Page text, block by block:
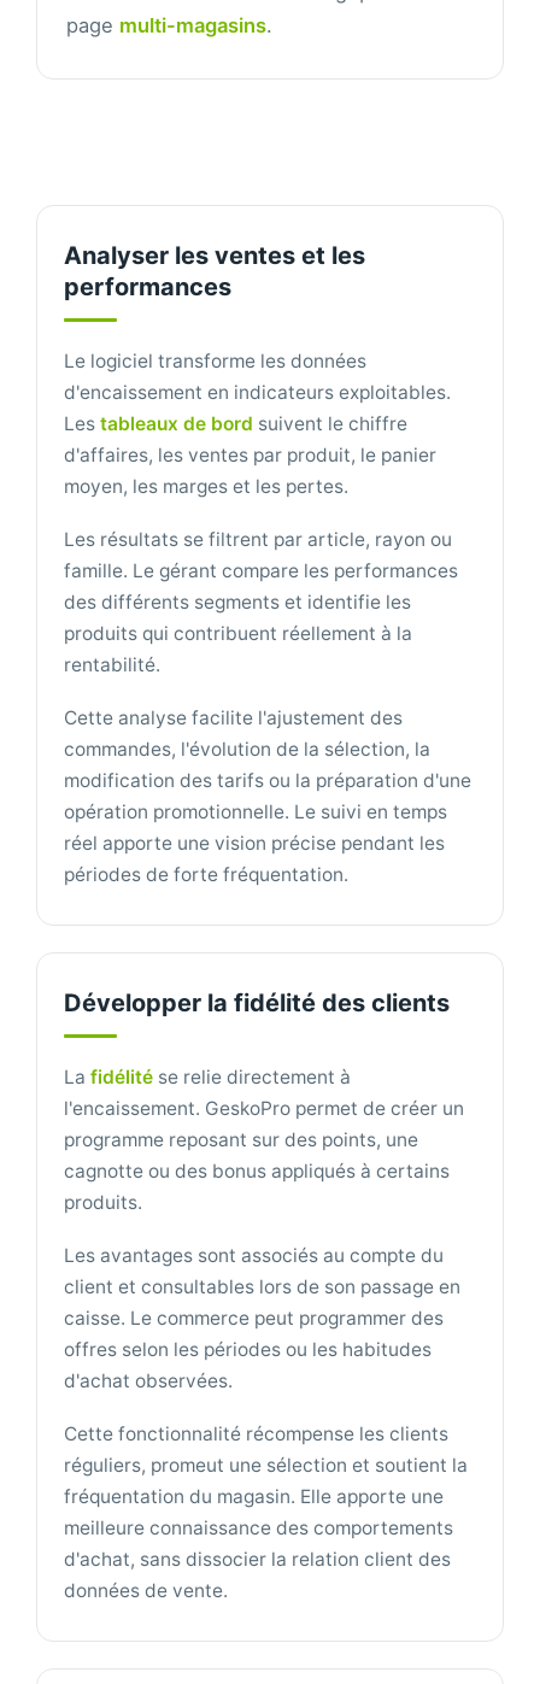
page multi-magasins.
Analyser les ventes et les
performances
Le logiciel transforme les données
d'encaissement en indicateurs exploitables.
Les tableaux de bord suivent le chiffre
d'affaires, les ventes par produit, le panier
moyen, les marges et les pertes.
Les résultats se filtrent par article, rayon ou
famille. Le gérant compare les performances
des différents segments et identifie les
produits qui contribuent réellement à la
rentabilité.
Cette analyse facilite l'ajustement des
commandes, l'évolution de la sélection, la
modification des tarifs ou la préparation d'une
opération promotionnelle. Le suivi en temps
réel apporte une vision précise pendant les
périodes de forte fréquentation.
Développer la fidélité des clients
La fidélité se relie directement à
l'encaissement. GeskoPro permet de créer un
programme reposant sur des points, une
cagnotte ou des bonus appliqués à certains
produits.
Les avantages sont associés au compte du
client et consultables lors de son passage en
caisse. Le commerce peut programmer des
offres selon les périodes ou les habitudes
d'achat observées.
Cette fonctionnalité récompense les clients
réguliers, promeut une sélection et soutient la
fréquentation du magasin. Elle apporte une
meilleure connaissance des comportements
d'achat, sans dissocier la relation client des
données de vente.